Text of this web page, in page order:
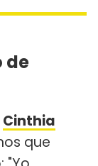
de
Cinthia
que